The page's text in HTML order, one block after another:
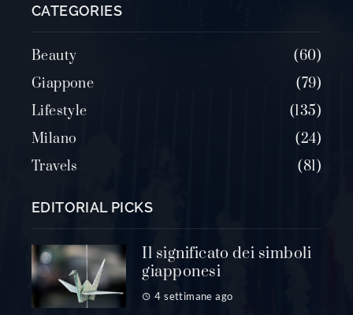
CATEGORIES
Beauty
60
Giappone
79
Lifestyle
135
Milano
24
Travels
81
EDITORIAL PICKS
Il significato dei simboli
giapponesi
4 settimane ago